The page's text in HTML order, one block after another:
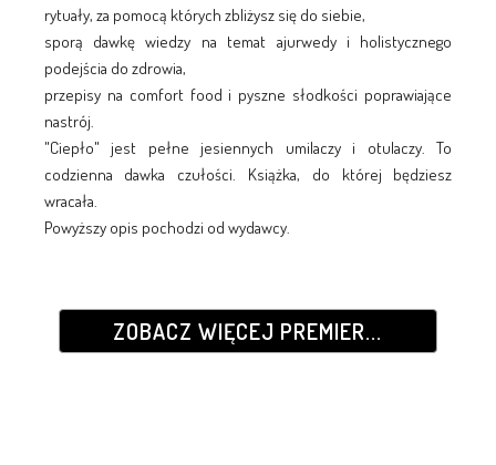
rytuały, za pomocą których zbliżysz się do siebie,
sporą dawkę wiedzy na temat ajurwedy i holistycznego
podejścia do zdrowia,
przepisy na comfort food i pyszne słodkości poprawiające
nastrój.
"Ciepło" jest pełne jesiennych umilaczy i otulaczy. To
codzienna dawka czułości. Książka, do której będziesz
wracała.
Powyższy opis pochodzi od wydawcy.
ZOBACZ WIĘCEJ PREMIER...